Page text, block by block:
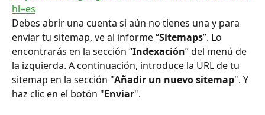
hl=es
Debes abrir una cuenta si aún no tienes una y para
enviar tu sitemap, ve al informe “Sitemaps”. Lo
encontrarás en la sección “Indexación” del menú de
la izquierda. A continuación, introduce la URL de tu
sitemap en la sección "Añadir un nuevo sitemap". Y
haz clic en el botón "Enviar".